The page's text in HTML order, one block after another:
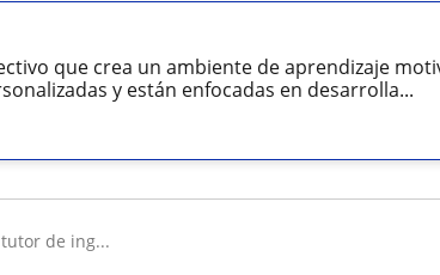
que crea un ambiente de aprendizaje
y están enfocadas en desarrolla...
de ing...